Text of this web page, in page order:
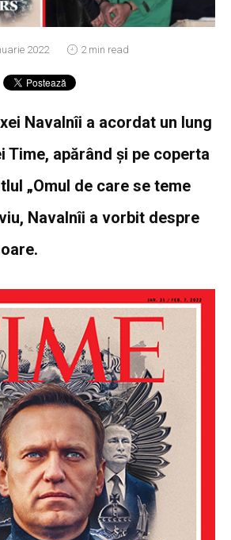
2022 2 min read
Navalnîi a acordat un lung
Time, apărând și pe coperta
„Omul de care se teme
Navalnîi a vorbit despre